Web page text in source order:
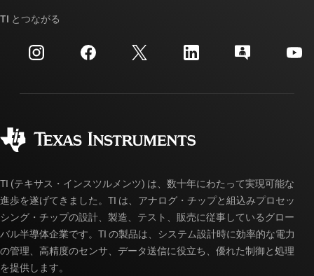
投資家向け情報
製造
クロスリファレンス検索
カスタマー・サポート・センター
myTI アカウントの FAQ
ご注文に関する FAQ
TI とつながる
TI (テキサス・インスツルメンツ) は、数十年にわたって実現可能な
進歩を遂げてきました。TI は、アナログ・チップと組込みプロセッ
シング・チップの設計、製造、テスト、販売に従事しているグロー
バル半導体企業です。TI の製品は、システム設計時に効率的な電力
の管理、高精度のセンサ、データ送信に役立ち、優れた制御と処理
を提供します。